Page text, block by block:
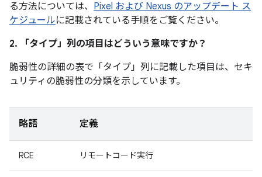
る方法については、 Pixel および Nexus のアップデート ス
ケジュールに記載されている手順をご覧ください。
2. 「タイプ」 列の項目はどういう意味ですか？
脆弱性の詳細の表で「タイプ」 列に記載した項目は、セキ
ュリティの脆弱性の分類を示しています。
略語 定義
RCE リモートコード実行